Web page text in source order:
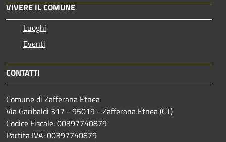
VIVERE IL COMUNE
Luoghi
Eventi
CONTATTI
Comune di Zafferana Etnea
Via Garibaldi 317 - 95019 - Zafferana Etnea (CT)
Codice Fiscale: 00397740879
Partita IVA: 00397740879